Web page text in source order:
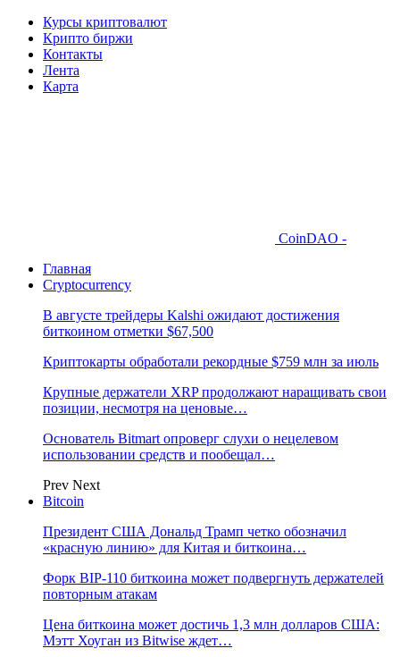
Курсы криптовалют
Крипто биржи
Контакты
Лента
Карта
CoinDAO -
Главная
Cryptocurrency
В августе трейдеры Kalshi ожидают достижения
биткоином отметки $67,500
Криптокарты обработали рекордные $759 млн за июль
Крупные держатели XRP продолжают наращивать свои
позиции, несмотря на ценовые…
Основатель Bitmart опроверг слухи о нецелевом
использовании средств и пообещал…
Prev Next
Bitcoin
Президент США Дональд Трамп четко обозначил
«красную линию» для Китая и биткоина…
Форк BIP-110 биткоина может подвергнуть держателей
повторным атакам
Цена биткоина может достичь 1,3 млн долларов США:
Мэтт Хоуган из Bitwise ждет…